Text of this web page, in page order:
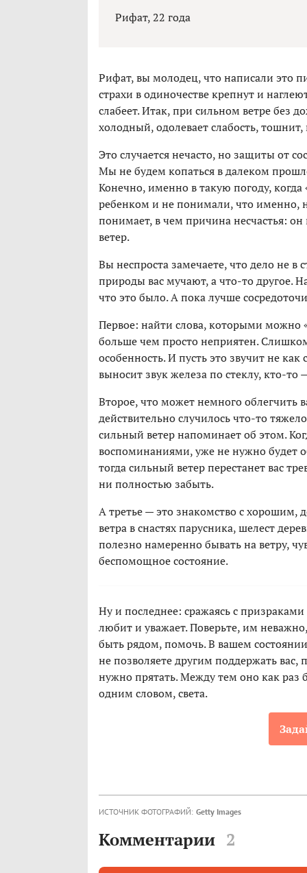
Рифат, 22 года
Рифат, вы молодец, что написали это
страхи в одиночестве крепнут и
слабеет. Итак, при сильном ветре без
холодный, одолевает слабость,
Это случается нечасто, но защиты от
Мы не будем копаться в далеком
Конечно, именно в такую погоду,
ребенком и не понимали, что именно,
понимает, в чем причина несчастья:
ветер.
Вы неспроста замечаете, что дело не в
природы вас мучают, а что-то другое.
что это было. А пока лучше
Первое: найти слова, которыми можно
больше чем просто неприятен.
особенность. И пусть это звучит не
выносит звук железа по стеклу, кто-
Второе, что может немного облегчить
действительно случилось что-то
сильный ветер напоминает об этом.
воспоминаниями, уже не нужно будет
тогда сильный ветер перестанет вас
ни полностью забыть.
А третье — это знакомство с
ветра в снастях парусника, шелест
полезно намеренно бывать на ветру,
беспомощное состояние.
Ну и последнее: сражаясь с
любит и уважает. Поверьте, им
быть рядом, помочь. В вашем
не позволяете другим поддержать вас,
нужно прятать. Между тем оно как
одним словом, света.
ИСТОЧНИК ФОТОГРАФИЙ: Getty Images
Комментарии 2